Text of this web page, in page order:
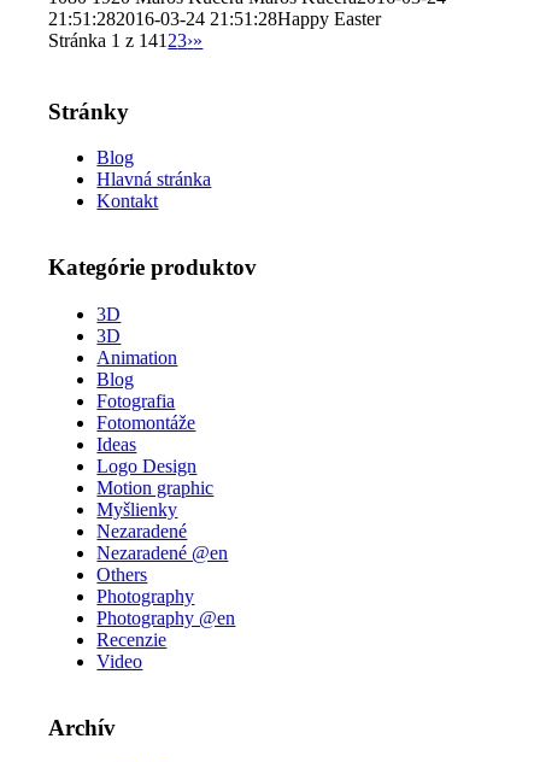
21:51:282016-03-24 21:51:28Happy Easter
Stránka 1 z 141 23›»
Stránky
Blog
Hlavná stránka
Kontakt
Kategórie produktov
3D
3D
Animation
Blog
Fotografia
Fotomontáže
Ideas
Logo Design
Motion graphic
Myšlienky
Nezaradené
Nezaradené @en
Others
Photography
Photography @en
Recenzie
Video
Archív